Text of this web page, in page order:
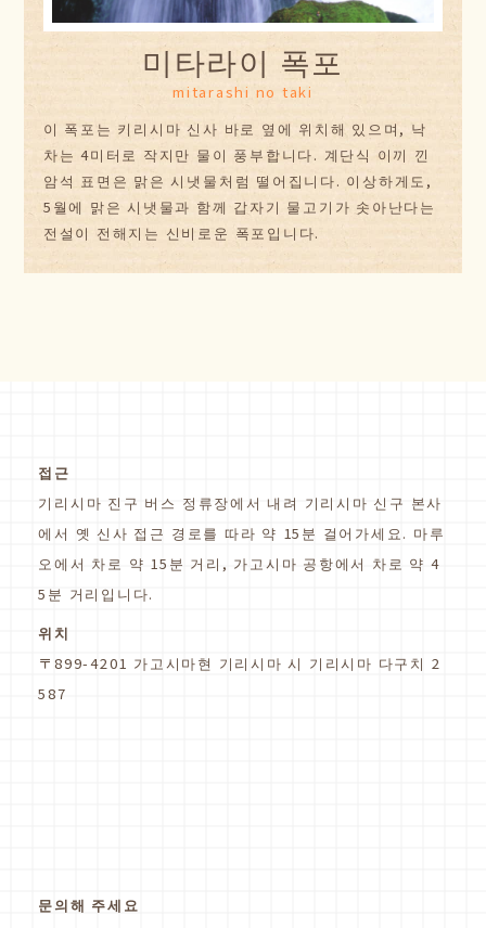
미타라이 폭포
mitarashi no taki
이 폭포는 키리시마 신사 바로 옆에 위치해 있으며, 낙
차는 4미터로 작지만 물이 풍부합니다. 계단식 이끼 낀
암석 표면은 맑은 시냇물처럼 떨어집니다. 이상하게도,
5월에 맑은 시냇물과 함께 갑자기 물고기가 솟아난다는
전설이 전해지는 신비로운 폭포입니다.
접근
기리시마 진구 버스 정류장에서 내려 기리시마 신구 본사
에서 옛 신사 접근 경로를 따라 약 15분 걸어가세요. 마루
오에서 차로 약 15분 거리, 가고시마 공항에서 차로 약 4
5분 거리입니다.
위치
〒899-4201 가고시마현 기리시마 시 기리시마 다구치 2
587
문의해 주세요